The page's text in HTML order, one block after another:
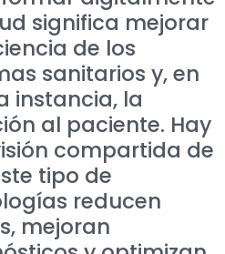
significa mejorar
de los
sanitarios y, en
instancia, la
al paciente. Hay
compartida de
tipo de
reducen
mejoran